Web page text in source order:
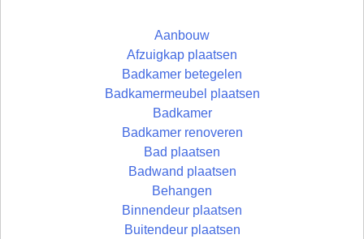
Aanbouw
Afzuigkap plaatsen
Badkamer betegelen
Badkamermeubel plaatsen
Badkamer
Badkamer renoveren
Bad plaatsen
Badwand plaatsen
Behangen
Binnendeur plaatsen
Buitendeur plaatsen